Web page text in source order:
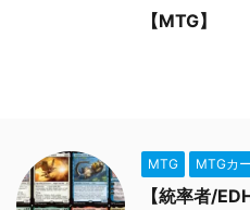
【MTG】
MTG MTGカ
【統率者/